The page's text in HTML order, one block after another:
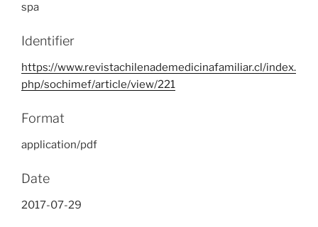
spa
Identifier
https://www.revistachilenademedicinafamiliar.cl/index.
php/sochimef/article/view/221
Format
application/pdf
Date
2017-07-29